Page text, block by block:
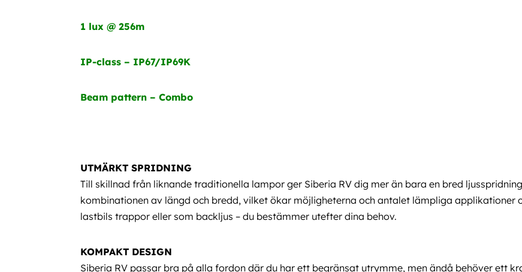
1 lux @ 256m
IP-class – IP67/IP69K
Beam pattern – Combo
UTMÄRKT SPRIDNING
Till skillnad från liknande traditionella lampor ger Siberia RV dig mer än bara en bred
kombinationen av längd och bredd, vilket ökar möjligheterna och antalet lämpliga applikationer
lastbils trappor eller som backljus – du bestämmer utefter dina behov.
KOMPAKT DESIGN
Siberia RV passar bra på alla fordon där du har ett begränsat utrymme, men ändå behöver ett